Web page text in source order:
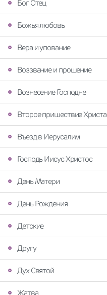
Бог Отец
Божья любовь
Вера и упование
Воззвание и прошение
Вознесение Господне
Второе пришествие Христа
Въезд в Иерусалим
Господь Иисус Христос
День Матери
День Рождения
Детские
Другу
Дух Святой
Жатва